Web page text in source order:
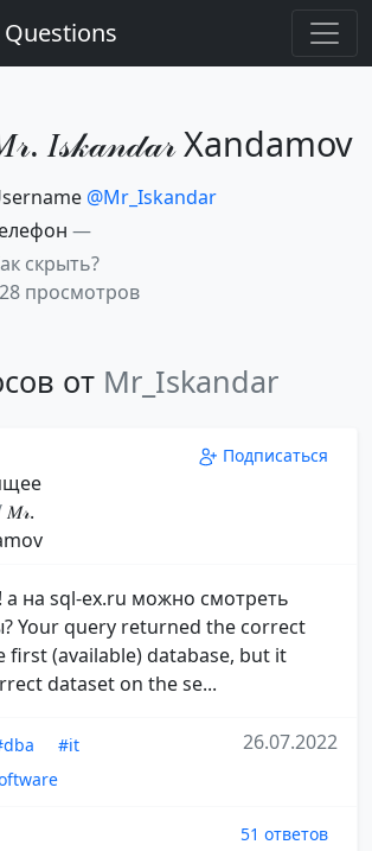
𝐼𝓈𝓀𝒶𝓃𝒹𝒶𝓇️ ️Xandamov
@Mr_Iskandar
—
скрыть?
просмотров
от Mr_Iskandar
𝑀𝓇.
Подписаться
на sql-ex.ru можно смотреть
Your query returned the correct
first (available) database, but it
dataset on the se...
#it
26.07.2022
51 ответов